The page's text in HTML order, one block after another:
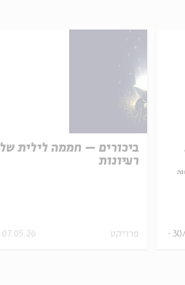
ביכורים – חממה לילית של
רעיונות
פרויקט 07.05.26